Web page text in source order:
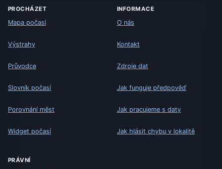
PROCHÁZET
Mapa počasí
Výstrahy
Průvodce
Slovník počasí
Porovnání měst
Widget počasí
INFORMACE
O nás
Kontakt
Zdroje dat
Jak funguje předpověď
Jak pracujeme s daty
Jak hlásit chybu v lokalitě
PRÁVNÍ